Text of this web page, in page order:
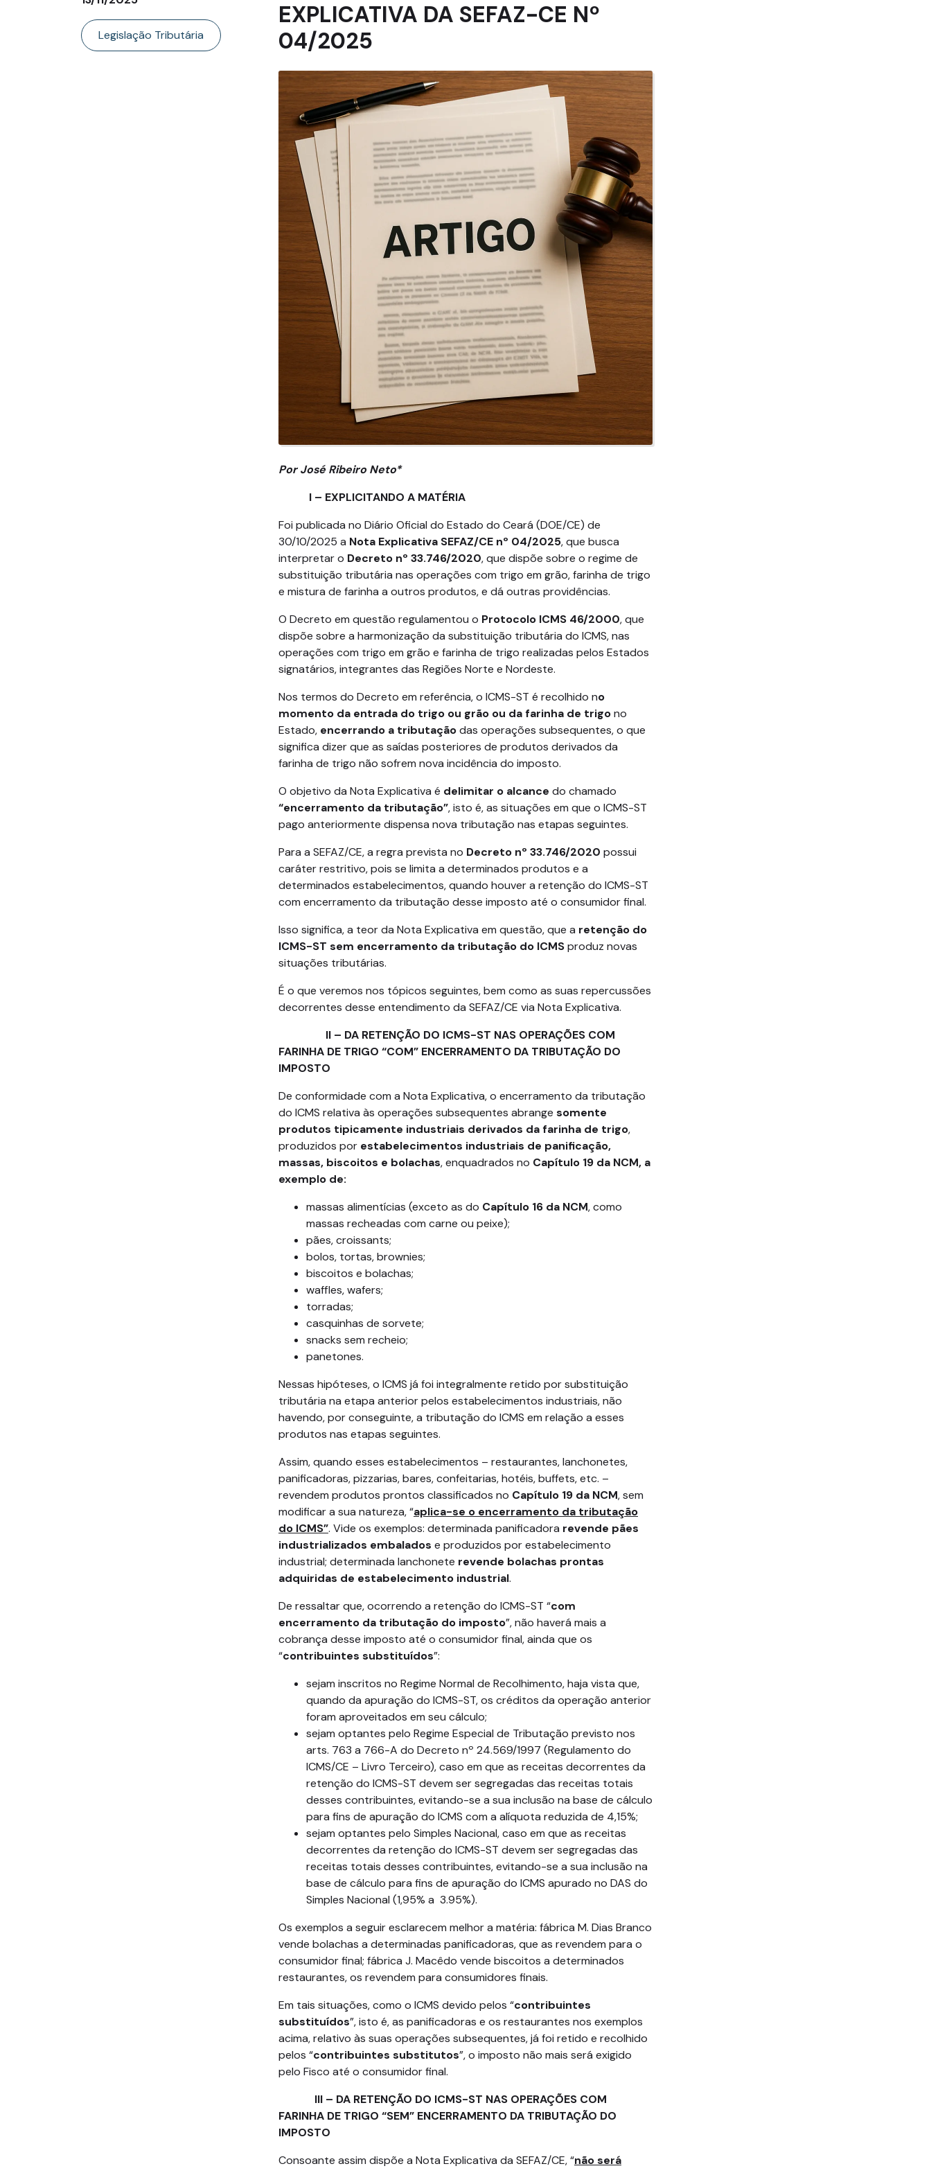
Legislação Tributária
EXPLICATIVA DA SEFAZ-CE Nº
04/2025
Por José Ribeiro Neto*
I – EXPLICITANDO A MATÉRIA
Foi publicada no Diário Oficial do Estado do Ceará (DOE/CE) de
30/10/2025 a Nota Explicativa SEFAZ/CE nº 04/2025, que busca
interpretar o Decreto nº 33.746/2020, que dispõe sobre o regime de
substituição tributária nas operações com trigo em grão, farinha de trigo
e mistura de farinha a outros produtos, e dá outras providências.
O Decreto em questão regulamentou o Protocolo ICMS 46/2000, que
dispõe sobre a harmonização da substituição tributária do ICMS, nas
operações com trigo em grão e farinha de trigo realizadas pelos Estados
signatários, integrantes das Regiões Norte e Nordeste.
Nos termos do Decreto em referência, o ICMS-ST é recolhido no
momento da entrada do trigo ou grão ou da farinha de trigono
Estado,encerrando a tributaçãodas operações subsequentes, o que
significa dizer que as saídas posteriores de produtos derivados da
farinha de trigo não sofrem nova incidência do imposto.
O objetivo da Nota Explicativa é delimitar o alcance do chamado
“encerramento da tributação”, isto é, as situações em que o ICMS-ST
pago anteriormente dispensa nova tributação nas etapas seguintes.
Para a SEFAZ/CE, a regra prevista no Decreto nº 33.746/2020 possui
caráter restritivo, pois se limita a determinados produtos e a
determinados estabelecimentos, quando houver a retenção do ICMS-ST
com encerramento da tributação desse imposto até o consumidor final.
Isso significa, a teor da Nota Explicativa em questão, que a retenção do
ICMS-ST sem encerramento da tributação do ICMSproduz novas
situações tributárias.
É o que veremos nos tópicos seguintes, bem como as suas repercussões
decorrentes desse entendimento da SEFAZ/CE via Nota Explicativa.
II – DA RETENÇÃO DO ICMS-ST NAS OPERAÇÕES COM
FARINHA DE TRIGO “COM” ENCERRAMENTO DA TRIBUTAÇÃO DO
IMPOSTO
De conformidade com a Nota Explicativa, o encerramento da tributação
do ICMS relativa às operações subsequentes abrange somente
produtos tipicamente industriais derivados da farinha de trigo,
produzidos por estabelecimentos industriais de panificação,
massas, biscoitos e bolachas, enquadrados no Capítulo 19 da NCM, a
exemplo de:
massas alimentícias (exceto as do Capítulo 16 da NCM, como
massas recheadas com carne ou peixe);
pães, croissants;
bolos, tortas, brownies;
biscoitos e bolachas;
waffles, wafers;
torradas;
casquinhas de sorvete;
snacks sem recheio;
panetones.
Nessas hipóteses, o ICMS já foi integralmente retido por substituição
tributária na etapa anterior pelos estabelecimentos industriais, não
havendo, por conseguinte, a tributação do ICMS em relação a esses
produtos nas etapas seguintes.
Assim, quando esses estabelecimentos – restaurantes, lanchonetes,
panificadoras, pizzarias, bares, confeitarias, hotéis, buffets, etc. –
revendem produtos prontos classificados no Capítulo 19 da NCM, sem
modificar a sua natureza, “aplica-se o encerramento da tributação
do ICMS”. Vide os exemplos: determinada panificadora revende pães
industrializados embalados e produzidos por estabelecimento
industrial; determinada lanchonete revende bolachas prontas
adquiridas de estabelecimento industrial.
De ressaltar que, ocorrendo a retenção do ICMS-ST “com
encerramento da tributação do imposto”, não haverá mais a
cobrança desse imposto até o consumidor final, ainda que os
“contribuintes substituídos”:
sejam inscritos no Regime Normal de Recolhimento, haja vista que,
quando da apuração do ICMS-ST, os créditos da operação anterior
foram aproveitados em seu cálculo;
sejam optantes pelo Regime Especial de Tributação previsto nos
arts. 763 a 766-A do Decreto nº 24.569/1997 (Regulamento do
ICMS/CE – Livro Terceiro), caso em que as receitas decorrentes da
retenção do ICMS-ST devem ser segregadas das receitas totais
desses contribuintes, evitando-se a sua inclusão na base de cálculo
para fins de apuração do ICMS com a alíquota reduzida de 4,15%;
sejam optantes pelo Simples Nacional, caso em que as receitas
decorrentes da retenção do ICMS-ST devem ser segregadas das
receitas totais desses contribuintes, evitando-se a sua inclusão na
base de cálculo para fins de apuração do ICMS apurado no DAS do
Simples Nacional (1,95% a 3.95%).
Os exemplos a seguir esclarecem melhor a matéria: fábrica M. Dias Branco
vende bolachas a determinadas panificadoras, que as revendem para o
consumidor final; fábrica J. Macêdo vende biscoitos a determinados
restaurantes, os revendem para consumidores finais.
Em tais situações, como o ICMS devido pelos “contribuintes
substituídos”, isto é, as panificadoras e os restaurantes nos exemplos
acima, relativo às suas operações subsequentes, já foi retido e recolhido
pelos “contribuintes substitutos”, o imposto não mais será exigido
pelo Fisco até o consumidor final.
III – DA RETENÇÃO DO ICMS-ST NAS OPERAÇÕES COM
FARINHA DE TRIGO “SEM” ENCERRAMENTO DA TRIBUTAÇÃO DO
IMPOSTO
Consoante assim dispõe a Nota Explicativa da SEFAZ/CE, “não será